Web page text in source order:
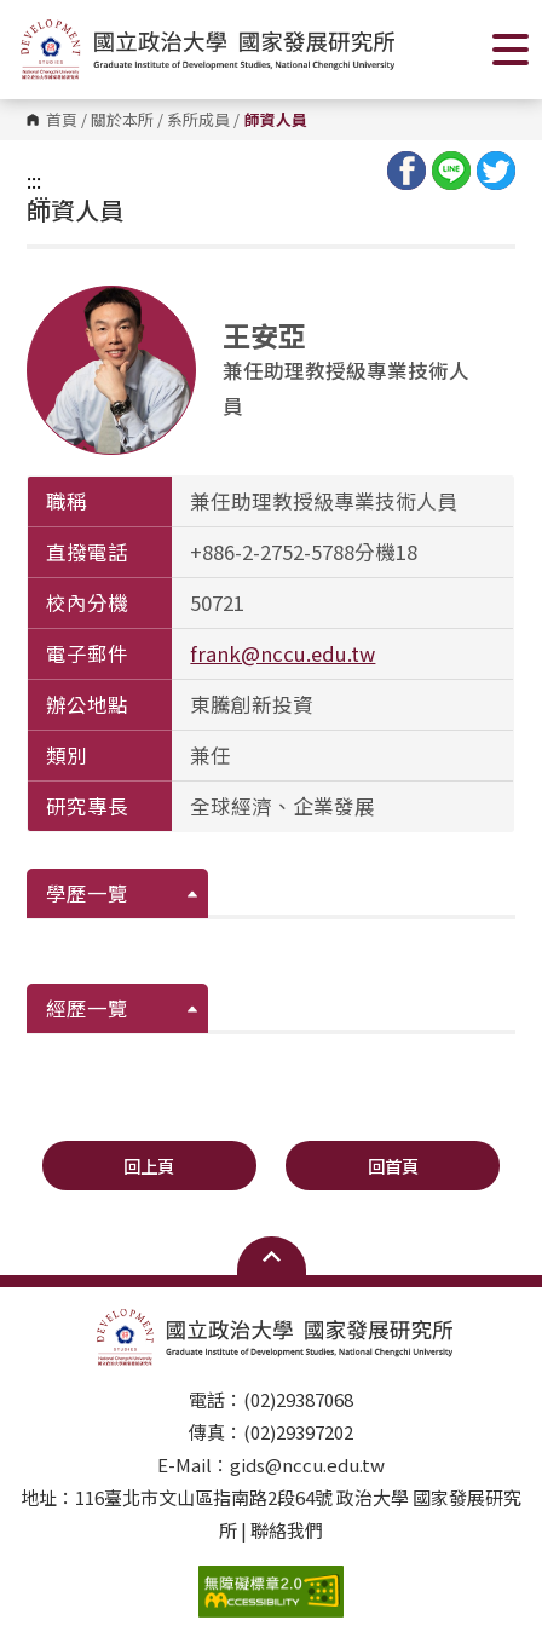
到
主
要
內
容
區 首頁 /關於本所 / 系所成員 / 師資人員
:::
:::
師資人員
王安亞
兼任助理教授級專業技術人
員
職稱
兼任助理教授級專業技術人員
直撥電話
+886-2-2752-5788分機18
校內分機
50721
電子郵件
frank@nccu.edu.tw
辦公地點
東騰創新投資
類別
兼任
研究專長
全球經濟、企業發展
學歷一覽
經歷一覽
回上頁 回首頁
電話：(02)29387068
傳真：(02)29397202
E-Mail：gids@nccu.edu.tw
地址：116臺北市文山區指南路2段64號 政治大學 國家發展研究
所 | 聯絡我們